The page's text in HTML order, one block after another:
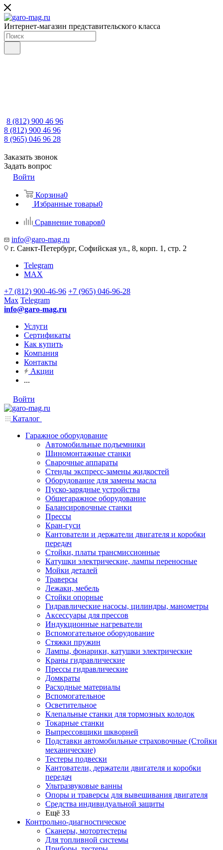
Интернет-магазин представительского класса
8 (812) 900 46 96
8 (812) 900 46 96
8 (965) 046 96 28
Заказать звонок
Задать вопрос
Войти
Корзина0
Избранные товары0
Сравнение товаров0
info@garo-mag.ru
г. Санкт-Петербург, Софийская ул., 8, корп. 1, стр. 2
Telegram
MAX
+7 (812) 900-46-96 +7 (965) 046-96-28
Max Telegram
info@garo-mag.ru
Услуги
Сертификаты
Как купить
Компания
Контакты
Акции
...
Войти
Каталог
Гаражное оборудование
Автомобильные подъемники
Шиномонтажные станки
Сварочные аппараты
Стенды экспресс-замены жидкостей
Оборудование для замены масла
Пуско-зарядные устройства
Общегаражное оборудование
Балансировочные станки
Прессы
Кран-гуси
Кантователи и держатели двигателя и коробки
передач
Стойки, платы трансмиссионные
Катушки электрические, лампы переносные
Мойки деталей
Траверсы
Лежаки, мебель
Стойки опорные
Гидравлические насосы, цилиндры, манометры
Аксессуары для прессов
Индукционные нагреватели
Вспомогательное оборудование
Стяжки пружин
Лампы, фонарики, катушки электрические
Краны гидравлические
Прессы гидравлические
Домкраты
Расходные материалы
Вспомогательное
Осветительное
Клепальные станки для тормозных колодок
Токарные станки
Выпрессовщики шкворней
Подставки автомобильные страховочные (Стойки
механические)
Тестеры подвески
Кантователи, держатели двигателя и коробки
передач
Ультразвуковые ванны
Опоры и траверсы для вывешивания двигателя
Средства индивидуальной защиты
Ещё 33
Контрольно-диагностическое
Сканеры, мотортестеры
Для топливной системы